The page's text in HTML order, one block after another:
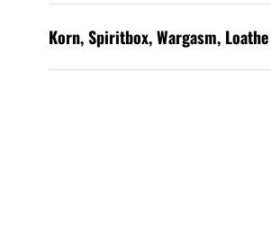
Korn, Spiritbox, Wargasm,